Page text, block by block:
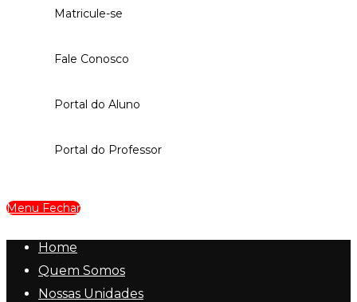
Matricule-se
Fale Conosco
Portal do Aluno
Portal do Professor
Menu Fechar
Home
Quem Somos
Nossas Unidades